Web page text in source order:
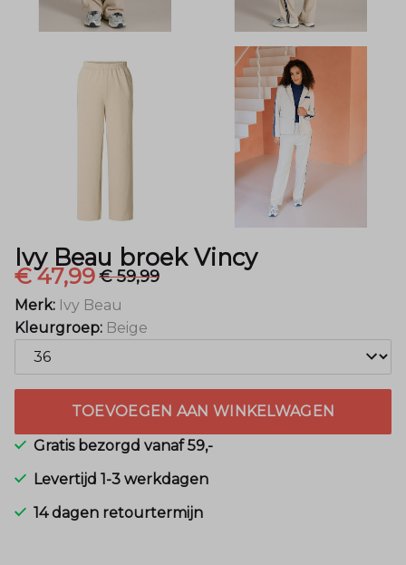
Menger
Mode
Ivy Beau broek Vincy
€ 47,99€ 59,99
Merk: Ivy Beau
Kleurgroep: Beige
TOEVOEGEN AAN WINKELWAGEN
Gratis bezorgd vanaf 59,-
Levertijd 1-3 werkdagen
14 dagen retourtermijn